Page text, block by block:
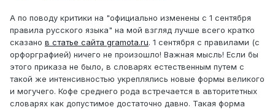
А по поводу критики на "официально изменены с 1 сентября
правила русского языка" на мой взгляд лучше всего кратко
сказано в статье сайта gramota.ru. 1 сентября с правилами (с
орфорграфией) ничего не произошло! Важная мысль! Если бы
этого приказа не было, в словарях естественным путем с
такой же интенсивностью укреплялись новые формы великого
и могучего. Кофе среднего рода встречается в авторитетных
словарях как допустимое достаточно давно. Такая форма